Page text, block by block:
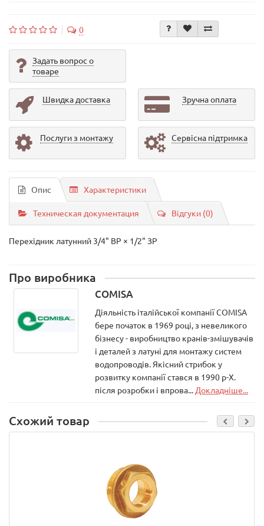
0
Задать вопрос о
товаре
Швидка доставка Зручна оплата
Послуги з монтажу Сервісна підтримка
Опис Характеристики
Техническая документация Відгуки (0)
Перехідник латунний 3/4" ВР × 1/2" ЗР
Про виробника
COMISA
Діяльність італійської компанії COMISA
бере початок в 1969 році, з невеликого
бізнесу - виробництво кранів-змішувачів
і деталей з латуні для монтажу систем
водопроводів. Якісний стрибок у
розвитку компанії стався в 1990 р-Х.
після розробки і впрова... Докладніше...
Схожий товар